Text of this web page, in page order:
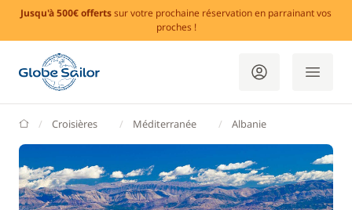
Jusqu'à 500€ offertssur votre prochaine réservation en parrainant vos
proches !
GlobeSailor
Croisières Méditerranée Albanie